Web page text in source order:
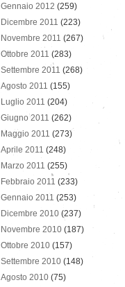
Gennaio 2012 (259)
Dicembre 2011 (223)
Novembre 2011 (267)
Ottobre 2011 (283)
Settembre 2011 (268)
Agosto 2011 (155)
Luglio 2011 (204)
Giugno 2011 (262)
Maggio 2011 (273)
Aprile 2011 (248)
Marzo 2011 (255)
Febbraio 2011 (233)
Gennaio 2011 (253)
Dicembre 2010 (237)
Novembre 2010 (187)
Ottobre 2010 (157)
Settembre 2010 (148)
Agosto 2010 (75)